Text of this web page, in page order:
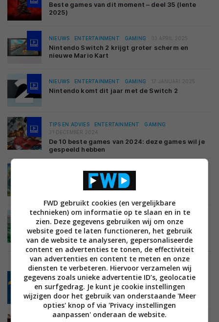
Beste games van dit moment – deel 35 (lente
2025)
NIEUWS ENTERTAINMENT GAMING 03 APRIL 2025
Nintendo Switch 2 krijgt groter scherm en
nieuwe Mario Kart
NIEUWS ENTERTAINMENT GAMING 17 JANUARI 2025
Nintendo komt dit jaar met de Switch 2
TIPS EN ADVIES ENTERTAINMENT
GAMING
31 DECEMBER 2024
De 10 beste games van 2024: deze games wil je
gespeeld hebben
TIPS EN ADVIES ENTERTAINMENT
22 DECEMBER 2024
Beste games van dit moment – deel 34 (winter
TIPS EN ADVIES ENTERTAINMENT
06 OKTOBER 2024
Beste games van dit moment – deel 33 (herfst
2024)
TIPS EN ADVIES ENTERTAINMENT GAMING 14 JULI 2024
Beste games van dit moment – deel 32 (zomer
2024)
FWD gebruikt cookies (en vergelijkbare
technieken) om informatie op te slaan en in te
zien. Deze gegevens gebruiken wij om onze
website goed te laten functioneren, het gebruik
van de website te analyseren, gepersonaliseerde
content en advertenties te tonen, de effectiviteit
van advertenties en content te meten en onze
diensten te verbeteren. Hiervoor verzamelen wij
gegevens zoals unieke advertentie ID’s, geolocatie
en surfgedrag. Je kunt je cookie instellingen
wijzigen door het gebruik van onderstaande 'Meer
opties' knop of via 'Privacy instellingen
aanpassen' onderaan de website.